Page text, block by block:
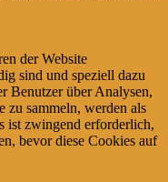
der Website
sind und speziell dazu
Benutzer über Analysen,
zu sammeln, werden als
ist zwingend erforderlich,
bevor diese Cookies auf